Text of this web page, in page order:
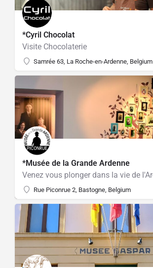
*Cyril Chocolat
Visite Chocolaterie
Samrée 63, La Roche-en-Ardenne, Belgium
*Musée de la Grande Ardenne
Rue Piconrue 2, Bastogne, Belgium